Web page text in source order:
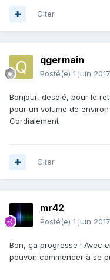
Citer
qgermain
Posté(e) 1 juin 2017
Bonjour, desolé, pour le
pour un volume de
Cordialement
Citer
mr42
Posté(e) 1 juin 2017
Bon, ça progresse ! Avec
pouvoir commencer à se